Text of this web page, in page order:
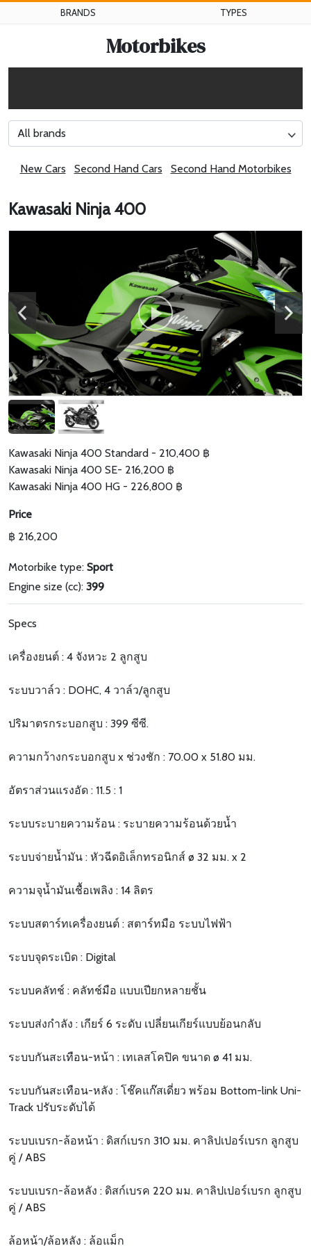
BRANDS TYPES
Motorbikes
All brands
New Cars Second Hand Cars Second Hand Motorbikes
Kawasaki Ninja 400
Kawasaki Ninja 400 Standard - 210,400 ฿
Kawasaki Ninja 400 SE- 216,200 ฿
Kawasaki Ninja 400 HG - 226,800 ฿
Price
฿ 216,200
Motorbike type: Sport
Engine size (cc): 399
Specs
เครื่องยนต์ : 4 จังหวะ 2 ลูกสูบ
ระบบวาล์ว : DOHC, 4 วาล์ว/ลูกสูบ
ปริมาตรกระบอกสูบ : 399 ซีซี.
ความกว้างกระบอกสูบ x ช่วงชัก : 70.00 x 51.80 มม.
อัตราส่วนแรงอัด : 11.5 : 1
ระบบระบายความร้อน : ระบายความร้อนด้วยน้ำ
ระบบจ่ายน้ำมัน : หัวฉีดอิเล็กทรอนิกส์ ø 32 มม. x 2
ความจุน้ำมันเชื้อเพลิง : 14 ลิตร
ระบบสตาร์ทเครื่องยนต์ : สตาร์ทมือ ระบบไฟฟ้า
ระบบจุดระเบิด : Digital
ระบบคลัทช์ : คลัทช์มือ แบบเปียกหลายชั้น
ระบบส่งกำลัง : เกียร์ 6 ระดับ เปลี่ยนเกียร์แบบย้อนกลับ
ระบบกันสะเทือน-หน้า : เทเลสโคปิค ขนาด ø 41 มม.
ระบบกันสะเทือน-หลัง : โช๊คแก๊สเดี่ยว พร้อม Bottom-link Uni-
Track ปรับระดับได้
ระบบเบรก-ล้อหน้า : ดิสก์เบรก 310 มม. คาลิปเปอร์เบรก ลูกสูบ
คู่ / ABS
ระบบเบรก-ล้อหลัง : ดิสก์เบรค 220 มม. คาลิปเปอร์เบรก ลูกสูบ
คู่ / ABS
ล้อหน้า/ล้อหลัง : ล้อแม็ก